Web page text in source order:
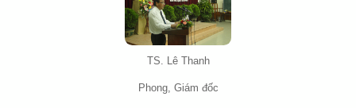
TS. Lê Thanh
Phong, Giám đốc